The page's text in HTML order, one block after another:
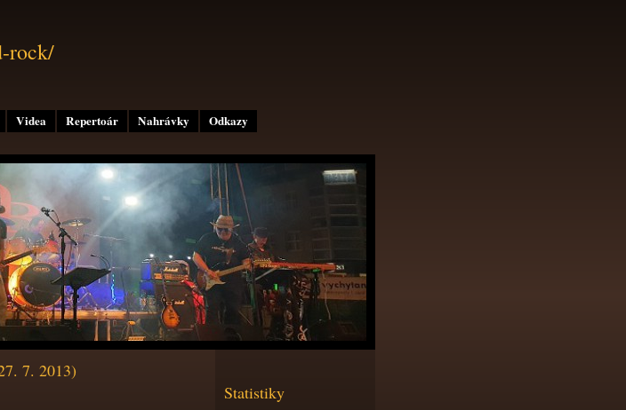
Videa Repertoár Nahrávky
Odkazy
rock/
7. 2013)
Statistiky